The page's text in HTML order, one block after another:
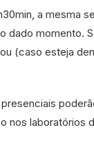
a mesma
dado momento.
(caso esteja
nos laboratórios